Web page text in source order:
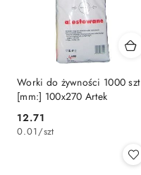
Worki do żywności 1000 szt
[mm:] 100x270 Artek
Cena:
12.71
0.01/szt